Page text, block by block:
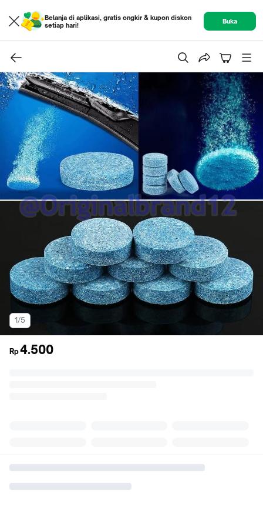
Belanja di aplikasi, gratis ongkir & kupon diskon
setiap hari!
Buka
1/5
Rp4.500